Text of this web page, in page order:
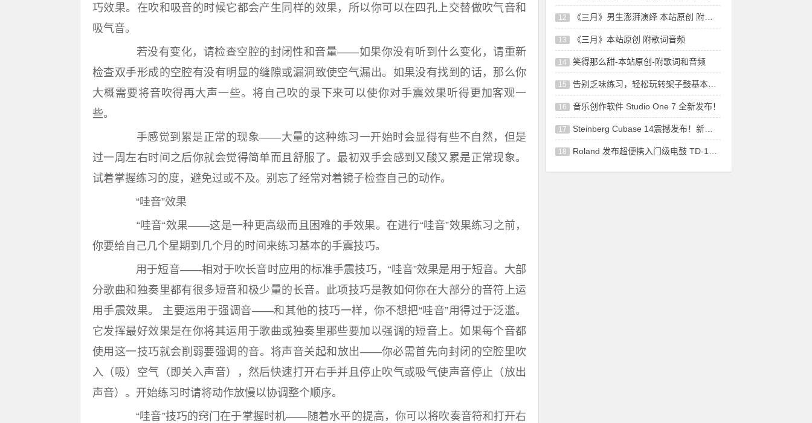
巧效果。在吹和吸音的时候它都会产生同样的效果，所以你可以在四孔上交替做吹气音和
吸气音。
若没有变化，请检查空腔的封闭性和音量——如果你没有听到什么变化，请重新
检查双手形成的空腔有没有明显的缝隙或漏洞致使空气漏出。如果没有找到的话，那么你
大概需要将音吹得再大声一些。将自己吹的录下来可以使你对手震效果听得更加客观一
些。
手感觉到累是正常的现象——大量的这种练习一开始时会显得有些不自然，但是
过一周左右时间之后你就会觉得简单而且舒服了。最初双手会感到又酸又累是正常现象。
试着掌握练习的度，避免过或不及。别忘了经常对着镜子检查自己的动作。
“哇音”效果
“哇音“效果——这是一种更高级而且困难的手效果。在进行“哇音”效果练习之前，
你要给自己几个星期到几个月的时间来练习基本的手震技巧。
用于短音——相对于吹长音时应用的标准手震技巧，“哇音”效果是用于短音。大部
分歌曲和独奏里都有很多短音和极少量的长音。此项技巧是教如何你在大部分的音符上运
用手震效果。 主要运用于强调音——和其他的技巧一样，你不想把“哇音”用得过于泛滥。
它发挥最好效果是在你将其运用于歌曲或独奏里那些要加以强调的短音上。如果每个音都
使用这一技巧就会削弱要强调的音。将声音关起和放出——你必需首先向封闭的空腔里吹
入（吸）空气（即关入声音），然后快速打开右手并且停止吹气或吸气使声音停止（放出
声音）。开始练习时请将动作放慢以协调整个顺序。
“哇音”技巧的窍门在于掌握时机——随着水平的提高，你可以将吹奏音符和打开右
12 《三月》男生澎湃演绎 本站原创 附歌词音频
13 《三月》本站原创 附歌词音频
14 笑得那么甜-本站原创-附歌词和音频
15 告别乏味练习，轻松玩转架子鼓基本功！这些技巧
16 音乐创作软件 Studio One 7 全新发布！
17 Steinberg Cubase 14震撼发布！新增功能让音
18 Roland 发布超便携入门级电鼓 TD-1K 和 TD-